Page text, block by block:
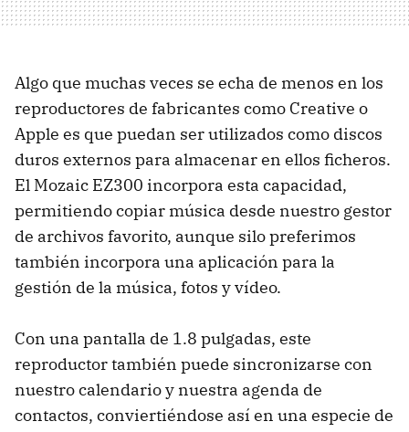
Algo que muchas veces se echa de menos en los
reproductores de fabricantes como Creative o
Apple es que puedan ser utilizados como discos
duros externos para almacenar en ellos ficheros.
El Mozaic EZ300 incorpora esta capacidad,
permitiendo copiar música desde nuestro gestor
de archivos favorito, aunque silo preferimos
también incorpora una aplicación para la
gestión de la música, fotos y vídeo.
Con una pantalla de 1.8 pulgadas, este
reproductor también puede sincronizarse con
nuestro calendario y nuestra agenda de
contactos, conviertiéndose así en una especie de